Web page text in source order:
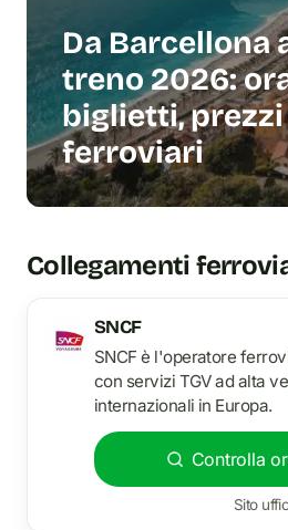
Da Barcellona
treno 2026:
biglietti, prezzi
ferroviari
Collegamenti
SNCF
SNCF è l'operatore
con servizi TGV ad alta
internazionali in Europa.
Controlla
Sito